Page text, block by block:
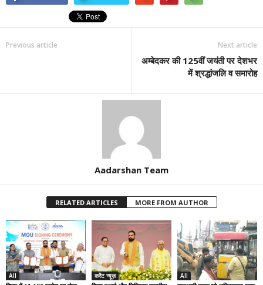
Previous article Next article
अम्बेदकर की 125वीं जयंती पर देशभर
में श्रद्धांजलि व समारोह
Aadarshan Team
RELATED ARTICLES MORE FROM AUTHOR
All करेंट न्यूज़ All